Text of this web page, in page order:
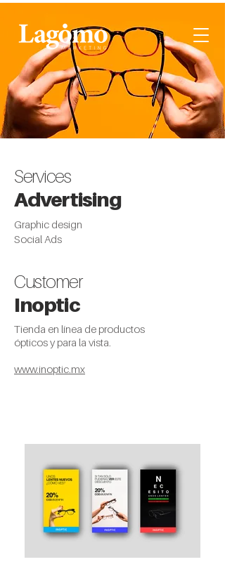
Advertising
Graphic design
Social Ads
Services
Inoptic
Customer
Tienda en línea de productos
ópticos y para la vista.
www.inoptic.mx